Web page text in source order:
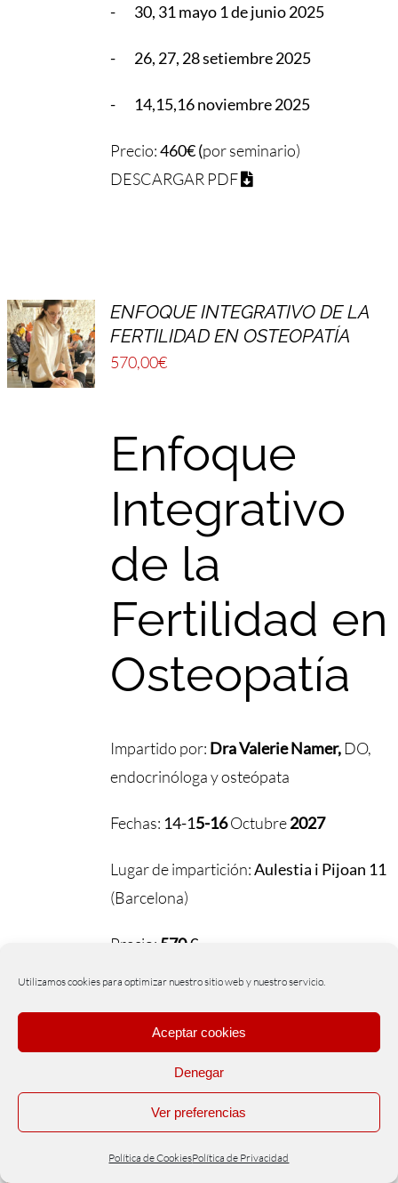
Utilizamos cookies para optimizar nuestro sitio web y nuestro servicio.
Aceptar cookies
Denegar
Ver preferencias
Política de CookiesPolítica de Privacidad
- 30, 31 mayo 1 de junio 2025
- 26, 27, 28 setiembre 2025
- 14,15,16 noviembre 2025
Precio:460€ (por seminario)
DESCARGAR PDF
ENFOQUE INTEGRATIVO DE LA
FERTILIDAD EN OSTEOPATÍA
570,00€
Enfoque
Integrativo
de la
Fertilidad en
Osteopatía
Impartido por: Dra Valerie Namer,DO,
endocrinóloga y osteópata
Fechas: 14-15-16Octubre2027
Lugar de impartición:Aulestia i Pijoan 11
(Barcelona)
Precio: 570€
DESCARGAR PDF
EL “CEREBRO ESTÓMAGO”
460,00